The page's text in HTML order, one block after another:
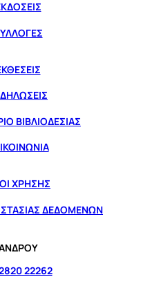
ΒΙΒΛΙΟΔΕΣΙΑΣ
ΧΡΗΣΗΣ
ΔΕΔΟΜΕΝΩΝ
22262